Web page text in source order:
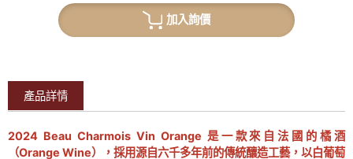
加入詢價
產品詳情
2024 Beau Charmois Vin Orange 是一款來自法國的橘酒
（Orange Wine），採用源自六千多年前的傳統釀造工藝，以白葡萄